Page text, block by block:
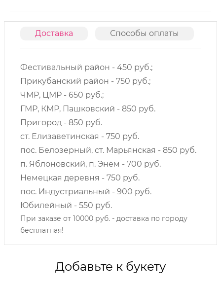
Доставка Способы оплаты
Фестивальный район - 450 руб.;
Прикубанский район - 750 руб.;
ЧМР, ЦМР - 650 руб.;
ГМР, КМР, Пашковский - 850 руб.
Пригород - 850 руб.
ст. Елизаветинская - 750 руб.
пос. Белозерный, ст. Марьянская - 850 руб.
п. Яблоновский, п. Энем - 700 руб.
Немецкая деревня - 750 руб.
пос. Индустриальный - 900 руб.
Юбилейный - 550 руб.
При заказе от 10000 руб. - доставка по городу
бесплатная!
Добавьте к букету